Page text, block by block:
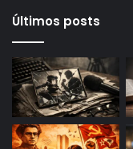
Últimos posts